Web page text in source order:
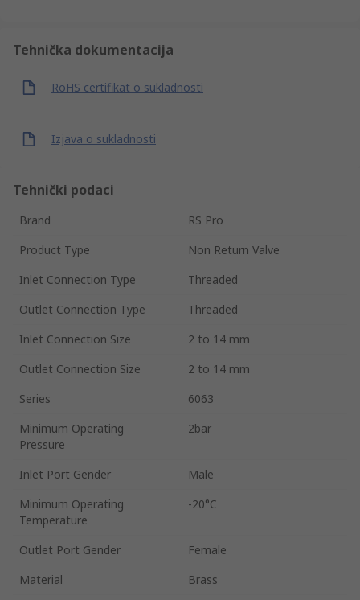
Tehnička dokumentacija
RoHS certifikat o sukladnosti
Izjava o sukladnosti
Tehnički podaci
Brand
RS Pro
Product Type
Non Return Valve
Inlet Connection Type
Threaded
Outlet Connection Type
Threaded
Inlet Connection Size
2 to 14 mm
Outlet Connection Size
2 to 14 mm
Series
6063
Minimum Operating
Pressure
2bar
Inlet Port Gender
Male
Minimum Operating
Temperature
-20°C
Outlet Port Gender
Female
Material
Brass